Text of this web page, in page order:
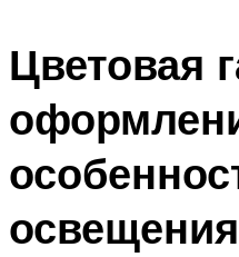
Цветовая
освещения